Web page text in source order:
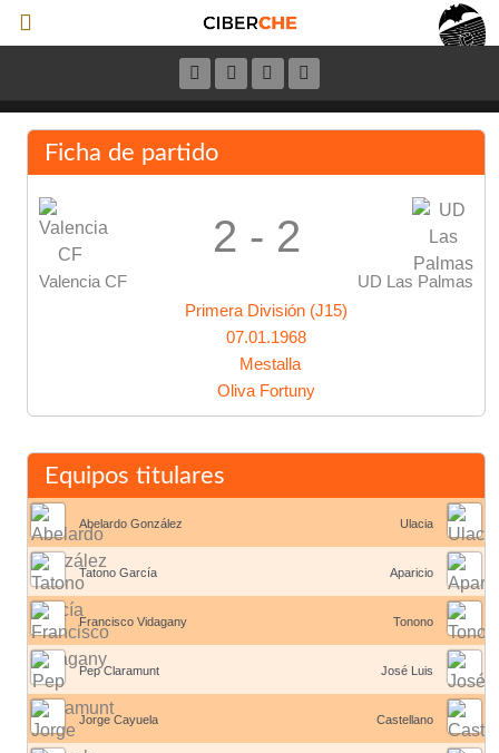
Ficha de partido
Valencia CF
2 - 2
UD Las Palmas
Primera División (J15)
07.01.1968
Mestalla
Oliva Fortuny
Equipos titulares
Abelardo González
Tatono García
Francisco Vidagany
Pep Claramunt
Jorge Cayuela
Ulacia
Aparicio
Tonono
José Luis
Castellano